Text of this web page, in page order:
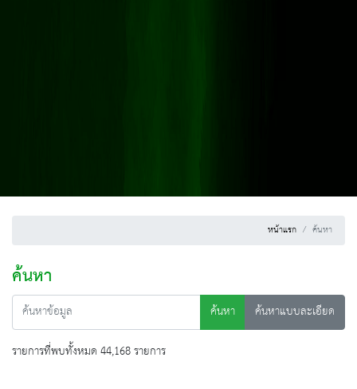
หน้าแรก ค้นหา
ค้นหา
ค้นหา
ค้นหาแบบละเอียด
รายการที่พบทั้งหมด 44,168 รายการ